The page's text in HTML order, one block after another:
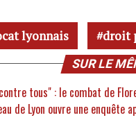
lyonnais droit
SUR LE
tous" : le combat de
de Lyon ouvre une enquête